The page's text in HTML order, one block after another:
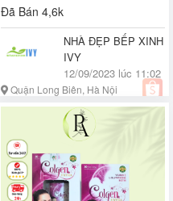
Đã Bán 4,6k
NHÀ ĐẸP BẾP XINH
IVY
12/09/2023 lúc 11:02
Quận Long Biên, Hà Nội